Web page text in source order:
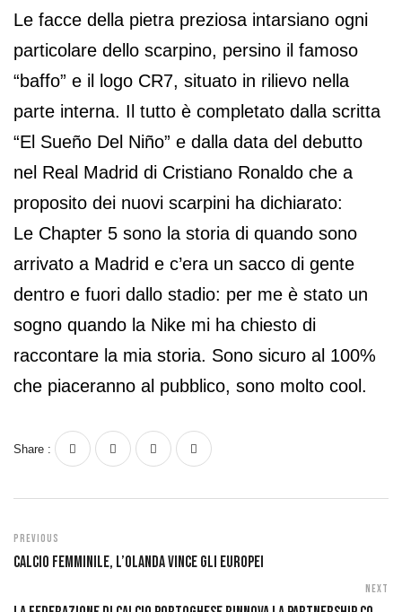
Le facce della pietra preziosa intarsiano ogni
particolare dello scarpino, persino il famoso
“baffo” e il logo CR7, situato in rilievo nella
parte interna. Il tutto è completato dalla scritta
“El Sueño Del Niño” e dalla data del debutto
nel Real Madrid di Cristiano Ronaldo che a
proposito dei nuovi scarpini ha dichiarato:
Le Chapter 5 sono la storia di quando sono
arrivato a Madrid e c’era un sacco di gente
dentro e fuori dallo stadio: per me è stato un
sogno quando la Nike mi ha chiesto di
raccontare la mia storia. Sono sicuro al 100%
che piaceranno al pubblico, sono molto cool.
Share :
Previous
CALCIO FEMMINILE, L’OLANDA VINCE GLI EUROPEI
Next